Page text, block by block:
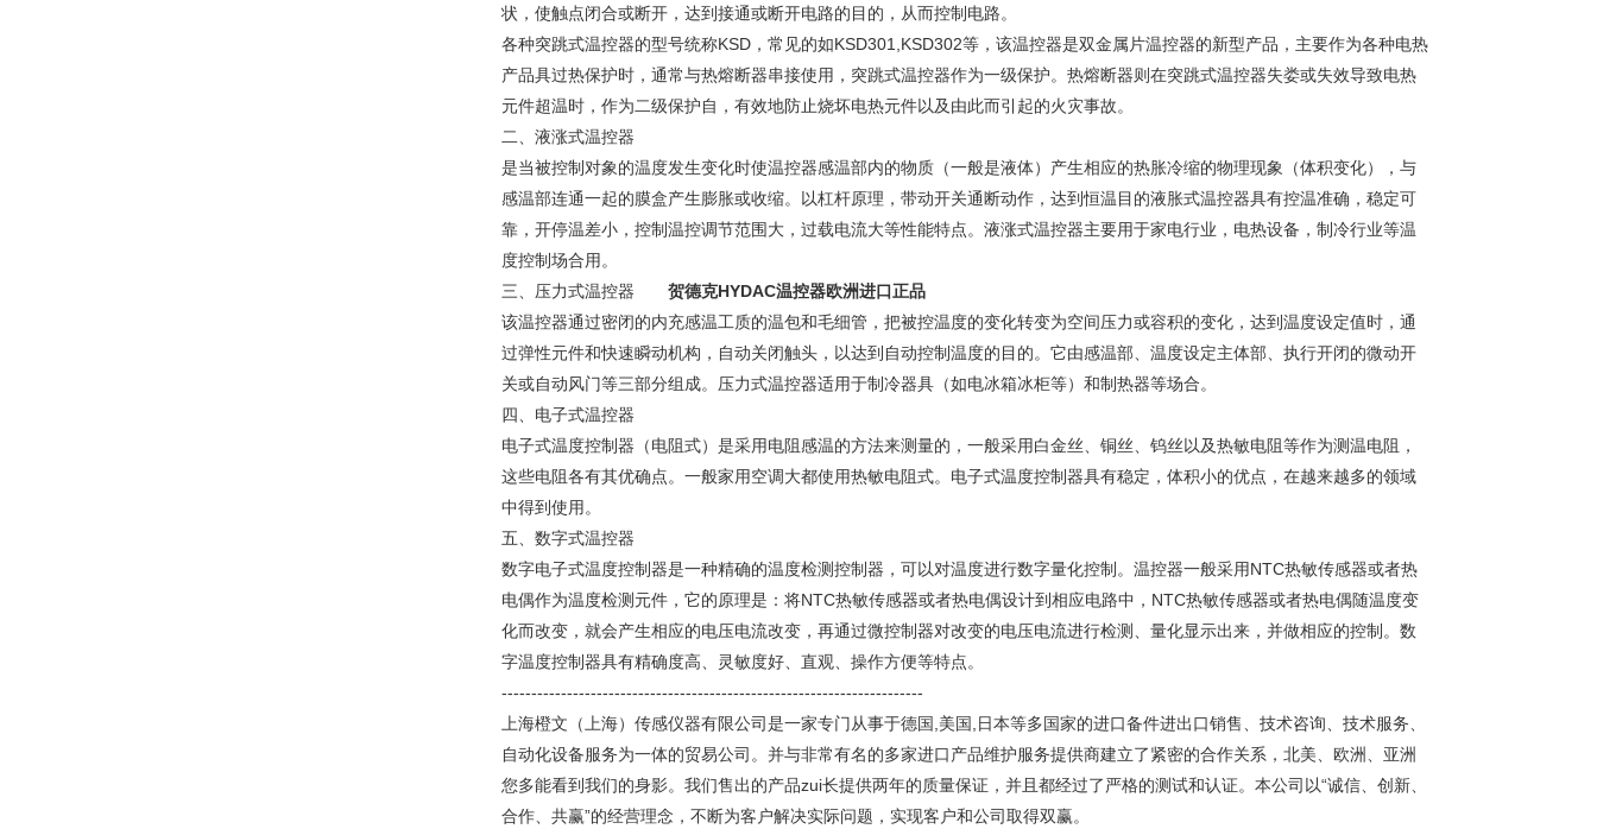
状，使触点闭合或断开，达到接通或断开电路的目的，从而控制电路。
各种突跳式温控器的型号统称KSD，常见的如KSD301,KSD302等，该温控器是双金属片温控器的新型产品，主要作为各种电热
产品具过热保护时，通常与热熔断器串接使用，突跳式温控器作为一级保护。热熔断器则在突跳式温控器失娄或失效导致电热
元件超温时，作为二级保护自，有效地防止烧坏电热元件以及由此而引起的火灾事故。
二、液涨式温控器
是当被控制对象的温度发生变化时使温控器感温部内的物质（一般是液体）产生相应的热胀冷缩的物理现象（体积变化），与
感温部连通一起的膜盒产生膨胀或收缩。以杠杆原理，带动开关通断动作，达到恒温目的液胀式温控器具有控温准确，稳定可
靠，开停温差小，控制温控调节范围大，过载电流大等性能特点。液涨式温控器主要用于家电行业，电热设备，制冷行业等温
度控制场合用。
三、压力式温控器 贺德克HYDAC温控器欧洲进口正品
该温控器通过密闭的内充感温工质的温包和毛细管，把被控温度的变化转变为空间压力或容积的变化，达到温度设定值时，通
过弹性元件和快速瞬动机构，自动关闭触头，以达到自动控制温度的目的。它由感温部、温度设定主体部、执行开闭的微动开
关或自动风门等三部分组成。压力式温控器适用于制冷器具（如电冰箱冰柜等）和制热器等场合。
四、电子式温控器
电子式温度控制器（电阻式）是采用电阻感温的方法来测量的，一般采用白金丝、铜丝、钨丝以及热敏电阻等作为测温电阻，
这些电阻各有其优确点。一般家用空调大都使用热敏电阻式。电子式温度控制器具有稳定，体积小的优点，在越来越多的领域
中得到使用。
五、数字式温控器
数字电子式温度控制器是一种精确的温度检测控制器，可以对温度进行数字量化控制。温控器一般采用NTC热敏传感器或者热
电偶作为温度检测元件，它的原理是：将NTC热敏传感器或者热电偶设计到相应电路中，NTC热敏传感器或者热电偶随温度变
化而改变，就会产生相应的电压电流改变，再通过微控制器对改变的电压电流进行检测、量化显示出来，并做相应的控制。数
字温度控制器具有精确度高、灵敏度好、直观、操作方便等特点。
-----------------------------------------------------------------------
上海橙文（上海）传感仪器有限公司是一家专门从事于德国,美国,日本等多国家的进口备件进出口销售、技术咨询、技术服务、
自动化设备服务为一体的贸易公司。并与非常有名的多家进口产品维护服务提供商建立了紧密的合作关系，北美、欧洲、亚洲
您多能看到我们的身影。我们售出的产品zui长提供两年的质量保证，并且都经过了严格的测试和认证。本公司以“诚信、创新、
合作、共赢”的经营理念，不断为客户解决实际问题，实现客户和公司取得双赢。